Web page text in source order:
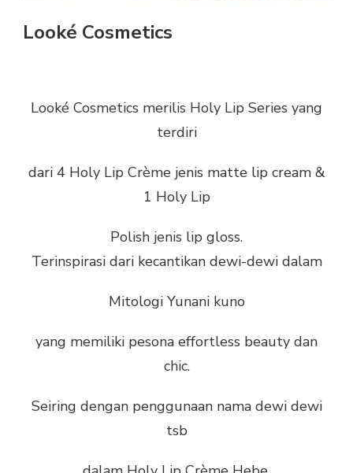
Looké Cosmetics
Looké Cosmetics merilis Holy Lip Series yang
terdiri
dari 4 Holy Lip Crème jenis matte lip cream &
1 Holy Lip
Polish jenis lip gloss.
Terinspirasi dari kecantikan dewi-dewi dalam
Mitologi Yunani kuno
yang memiliki pesona effortless beauty dan
chic.
Seiring dengan penggunaan nama dewi dewi
tsb